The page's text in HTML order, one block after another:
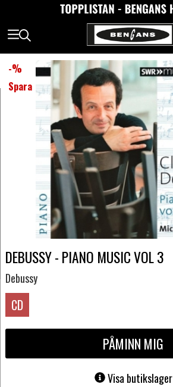
-%
Spara
DEBUSSY - PIANO MUSIC VOL 3
Debussy
CD
PÅMINN MIG
Visa butikslager